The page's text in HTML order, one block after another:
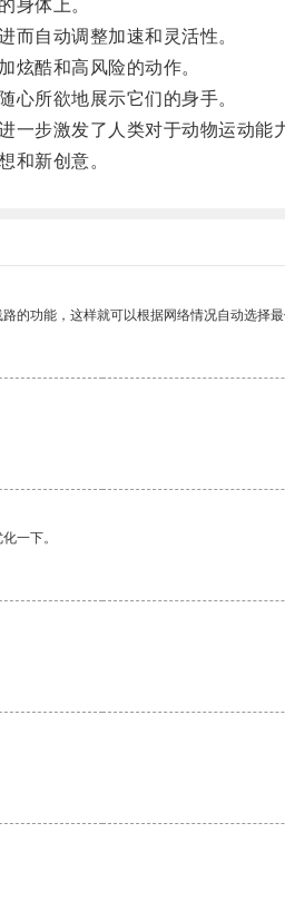
身体上。
自动调整加速和灵活性。
酷和高风险的动作。
所欲地展示它们的身手。
步激发了人类对于动物运动能
新创意。
功能，这样就可以根据网络情况自动选择
一下。